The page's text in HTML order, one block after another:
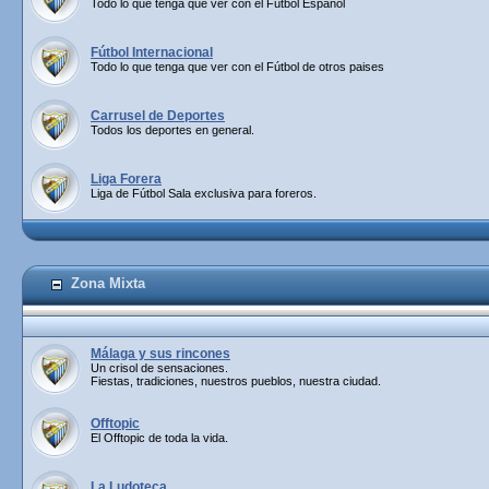
Todo lo que tenga que ver con el Fútbol Español
Fútbol Internacional
Todo lo que tenga que ver con el Fútbol de otros paises
Carrusel de Deportes
Todos los deportes en general.
Liga Forera
Liga de Fútbol Sala exclusiva para foreros.
Zona Mixta
Málaga y sus rincones
Un crisol de sensaciones.
Fiestas, tradiciones, nuestros pueblos, nuestra ciudad.
Offtopic
El Offtopic de toda la vida.